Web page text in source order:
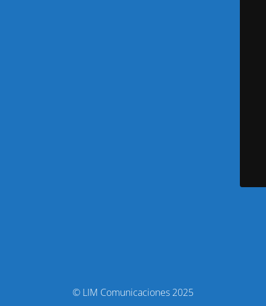
© LIM Comunicaciones 2025